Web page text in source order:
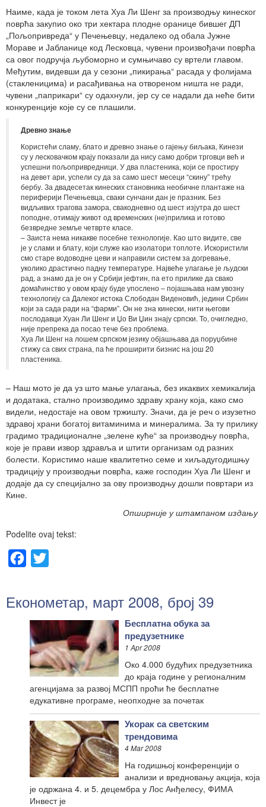
Наиме, када је током лета Хуа Ли Шенг за производњу кинеског
поврћа закупио око три хектара плодне оранице бившег ДП
„Пољопривреда“ у Печењевцу, недалеко од обала Јужне
Мораве и Јабланице код Лесковца, чувени произвођачи поврћа
са овог подручја љубоморно и сумњичаво су вртели главом.
Међутим, видевши да у сезони „пикирања“ расада у фолијама
(стакленицима) и расађивања на отвореном ништа не ради,
чувени „паприкари“ су одахнули, јер су се надали да неће бити
конкуренције које су се плашили.
Древно знање
Користећи сламу, блато и древно знање о гајењу биљака, Кинези
су у лесковачком крају показали да нису само добри трговци већ и
успешни пољопривредници. У два пластеника, који се простиру
на девет ари, успели су да за само шест месеци “скину” трећу
бербу. За двадесетак кинеских становника необичне плантаже на
периферији Печењевца, сваки сунчани дан је празник. Без
видљивих трагова замора, свакодневно од шест изјутра до шест
поподне, отимају живот од временских (не)прилика и готово
безвредне земље четврте класе.
– Заиста нема никакве посебне технологије. Као што видите, све
је у слами и блату, који служе као изолатори топлоте. Искористили
смо старе водоводне цеви и направили систем за догревање,
уколико драстично падну температуре. Највеће улагање је људски
рад, а знамо да је он у Србији јефтин, па ето прилике да свако
домаћинство у овом крају буде упослено – појашњава нам увозну
технологију са Далеког истока Слободан Виденовић, једини Србин
који за сада ради на “фарми”. Он не зна кинески, нити његови
послодавци Хуан Ли Шенг и Џо Ви Џин знају српски. То, очигледно,
није препрека да посао тече без проблема.
Хуа Ли Шенг на лошем српском језику објашњава да поруџбине
стижу са свих страна, па ће проширити бизнис на још 20
пластеника.
– Наш мото је да уз што мање улагања, без икаквих хемикалија
и додатака, стално производимо здраву храну која, како смо
видели, недостаје на овом тржишту. Значи, да је реч о изузетно
здравој храни богатој витаминима и минералима. За ту прилику
градимо традиционалне „зелене куће“ за производњу поврћа,
које је прави извор здравља и штити организам од разних
болести. Користимо наше квалитетно семе и хиљадугодишњу
традицију у производњи поврћа, каже господин Хуа Ли Шенг и
додаје да су специјално за ову производњу дошли повртари из
Кине.
Опширније у штампаном издању
Podelite ovaj tekst:
Facebook
Економетар, март 2008, број 39
Бесплатна обука за
предузетнике
1 Apr 2008
Око 4.000 будућих предузетника
до краја године у регионалним
агенцијама за развој МСПП проћи ће бесплатне
едукативне програме, неопходне за почетак
Укорак са светским
трендовима
4 Mar 2008
На годишњој конференцији о
анализи и вредновању акција, која
је одржана 4. и 5. децембра у Лос Анђелесу, ФИМА
Инвест је